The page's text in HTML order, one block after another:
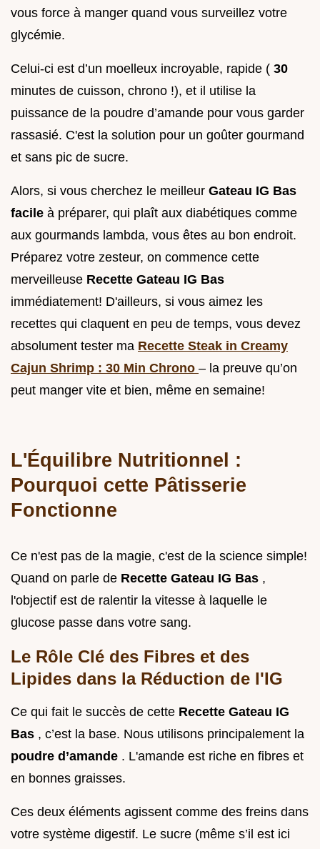
vous force à manger quand vous surveillez votre
glycémie.
Celui-ci est d’un moelleux incroyable, rapide ( 30
minutes de cuisson, chrono !), et il utilise la
puissance de la poudre d’amande pour vous garder
rassasié. C'est la solution pour un goûter gourmand
et sans pic de sucre.
Alors, si vous cherchez le meilleur Gateau IG Bas
facile à préparer, qui plaît aux diabétiques comme
aux gourmands lambda, vous êtes au bon endroit.
Préparez votre zesteur, on commence cette
merveilleuse Recette Gateau IG Bas
immédiatement! D'ailleurs, si vous aimez les
recettes qui claquent en peu de temps, vous devez
absolument tester ma Recette Steak in Creamy
Cajun Shrimp : 30 Min Chrono – la preuve qu’on
peut manger vite et bien, même en semaine!
L'Équilibre Nutritionnel :
Pourquoi cette Pâtisserie
Fonctionne
Ce n'est pas de la magie, c'est de la science simple!
Quand on parle de Recette Gateau IG Bas ,
l'objectif est de ralentir la vitesse à laquelle le
glucose passe dans votre sang.
Le Rôle Clé des Fibres et des
Lipides dans la Réduction de l'IG
Ce qui fait le succès de cette Recette Gateau IG
Bas , c’est la base. Nous utilisons principalement la
poudre d’amande . L'amande est riche en fibres et
en bonnes graisses.
Ces deux éléments agissent comme des freins dans
votre système digestif. Le sucre (même s’il est ici